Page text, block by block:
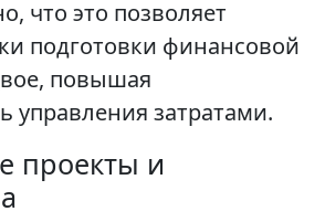
что это позволяет
подготовки финансовой
повышая
управления затратами.
проекты и